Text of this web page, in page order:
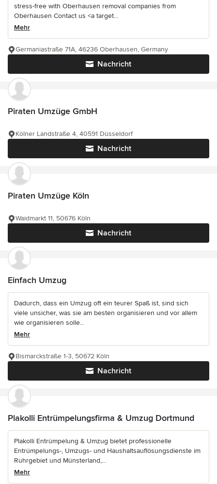
stress-free with Oberhausen removal companies from
Oberhausen Contact us <a target...
Mehr
Nachricht
Germaniastraße 71A, 46236 Oberhausen, Germany
Piraten Umzüge GmbH
Nachricht
Kölner Landstraße 4, 40591 Düsseldorf
Piraten Umzüge Köln
Nachricht
Waidmarkt 11, 50676 Köln
Einfach Umzug
Dadurch, dass ein Umzug oft ein teurer Spaß ist, sind sich
viele unsicher, was sie am besten organisieren und vor allem
wie organisieren solle...
Mehr
Nachricht
Bismarckstraße 1-3, 50672 Köln
Plakolli Entrümpelungsfirma & Umzug Dortmund
Plakolli Entrümpelung & Umzug bietet professionelle
Entrümpelungs-, Umzugs- und Haushaltsauflösungsdienste im
Ruhrgebiet und Münsterland,...
Mehr